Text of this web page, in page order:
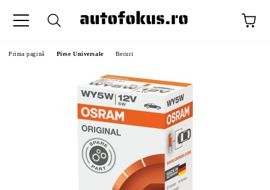
Prima pagină Piese Universale Becuri